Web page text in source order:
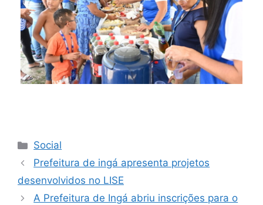
Social
Prefeitura de ingá apresenta projetos
desenvolvidos no LISE
A Prefeitura de Ingá abriu inscrições para o